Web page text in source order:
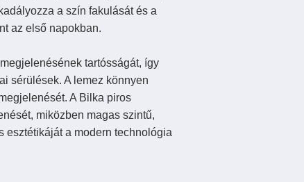
a szín fakulását és a
az első napokban.
tartósságát, így
sérülések. A lemez könnyen
A Bilka piros
miközben magas szintű,
esztétikáját a modern technológia